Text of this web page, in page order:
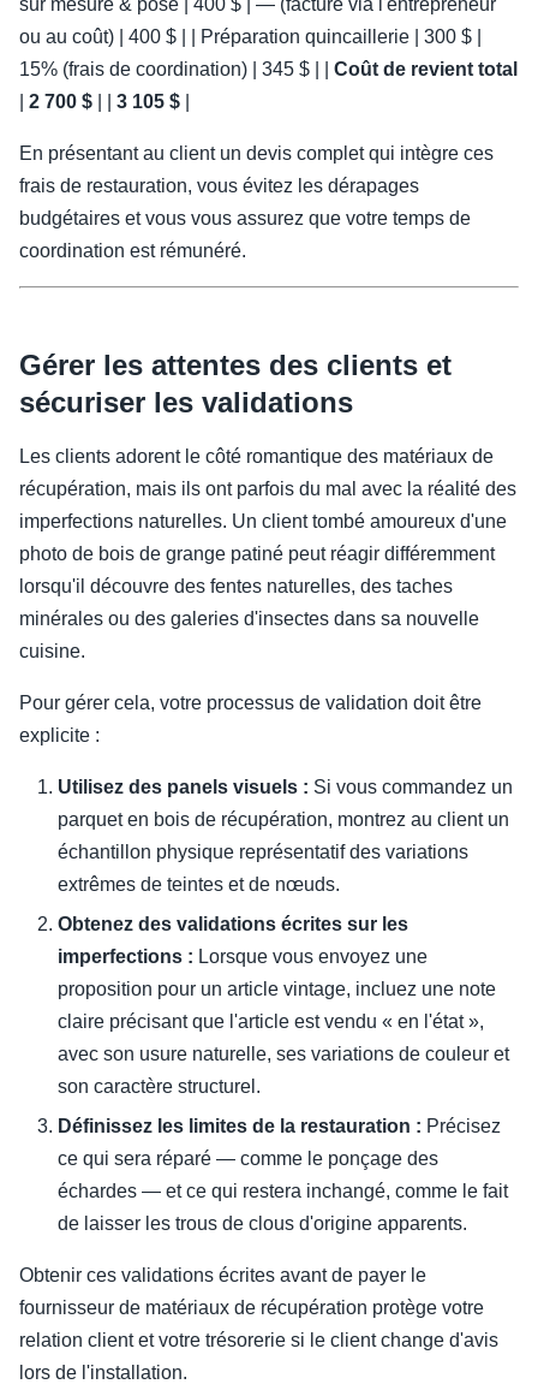
sur mesure & pose | 400 $ | — (facturé via l'entrepreneur
ou au coût) | 400 $ | | Préparation quincaillerie | 300 $ |
15% (frais de coordination) | 345 $ | | Coût de revient total
2 700 $ 3 105 $
En présentant au client un devis complet qui intègre ces
frais de restauration, vous évitez les dérapages
budgétaires et vous vous assurez que votre temps de
coordination est rémunéré.
Gérer les attentes des clients et
sécuriser les validations
Les clients adorent le côté romantique des matériaux de
récupération, mais ils ont parfois du mal avec la réalité des
imperfections naturelles. Un client tombé amoureux d'une
photo de bois de grange patiné peut réagir différemment
lorsqu'il découvre des fentes naturelles, des taches
minérales ou des galeries d'insectes dans sa nouvelle
cuisine.
Pour gérer cela, votre processus de validation doit être
explicite :
Utilisez des panels visuels : Si vous commandez un
parquet en bois de récupération, montrez au client un
échantillon physique représentatif des variations
extrêmes de teintes et de nœuds.
Obtenez des validations écrites sur les
imperfections : Lorsque vous envoyez une
proposition pour un article vintage, incluez une note
claire précisant que l'article est vendu « en l'état »,
avec son usure naturelle, ses variations de couleur et
son caractère structurel.
Définissez les limites de la restauration : Précisez
ce qui sera réparé — comme le ponçage des
échardes — et ce qui restera inchangé, comme le fait
de laisser les trous de clous d'origine apparents.
Obtenir ces validations écrites avant de payer le
fournisseur de matériaux de récupération protège votre
relation client et votre trésorerie si le client change d'avis
lors de l'installation.